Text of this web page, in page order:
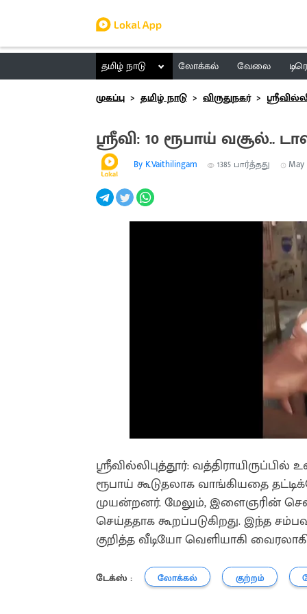
தமிழ் நாடு லோக்கல் வேலை
முகப்பு
தமிழ் நாடு விருதுநகர்
ஶ்ரீவி: 10 ரூபாய் வசூல்..
By K.Vaithilingam 1385 பார்த்தது May
ஸ்ரீவில்லிபுத்தூர்:
ரூபாய் கூடுதலாக வாங்கியதை
முயன்றனர். மேலும், இளைஞரின்
செய்ததாக கூறப்படுகிறது. இந்த
குறித்த வீடியோ வெளியாகி வைரலாகி
டேக்ஸ் : லோக்கல் குற்றம்